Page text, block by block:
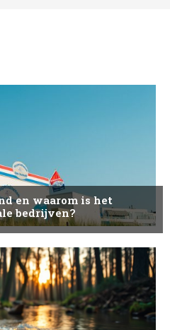
en waarom is het
bedrijven?